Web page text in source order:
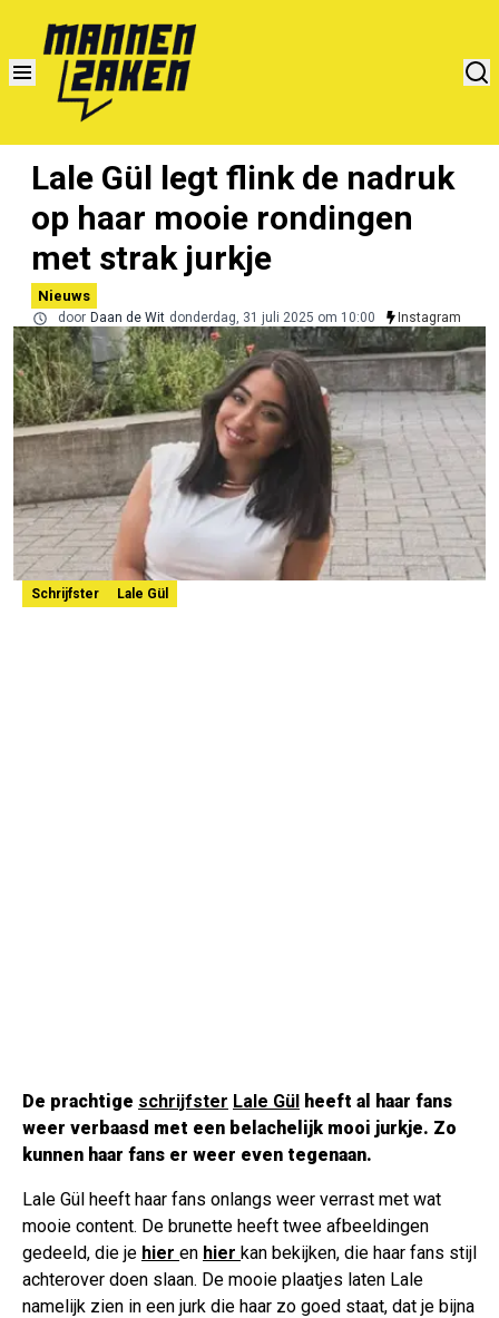
Lale Gül legt flink de nadruk
op haar mooie rondingen
met strak jurkje
Nieuws
door Daan de Wit donderdag, 31 juli 2025 om 10:00 Instagram
Schrijfster Lale Gül
De prachtige schrijfster Lale Gül heeft al haar fans
weer verbaasd met een belachelijk mooi jurkje. Zo
kunnen haar fans er weer even tegenaan.
Lale Gül heeft haar fans onlangs weer verrast met wat
mooie content. De brunette heeft twee afbeeldingen
gedeeld, die je hier en hier kan bekijken, die haar fans stijl
achterover doen slaan. De mooie plaatjes laten Lale
namelijk zien in een jurk die haar zo goed staat, dat je bijna